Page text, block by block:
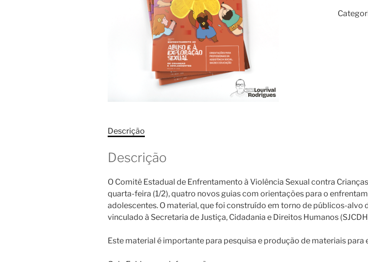
Descrição
Descrição
O Comitê Estadual de Enfrentamento à Violência Sexual contra
quarta-feira (1/2), quatro novos guias com orientações para o
adolescentes. O material, que foi construído em torno de públicos-alvo
vinculado à Secretaria de Justiça, Cidadania e Direitos Humanos
Este material é importante para pesquisa e produção de materiais para